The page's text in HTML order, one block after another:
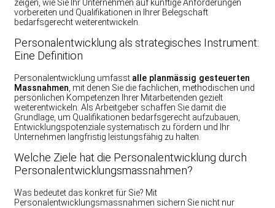
zeigen, wie Sie Ihr Unternehmen auf künftige Anforderungen
vorbereiten und Qualifikationen in Ihrer Belegschaft
bedarfsgerecht weiterentwickeln.
Personalentwicklung als strategisches Instrument:
Eine Definition
Personalentwicklung umfasst alle planmässig gesteuerten
Massnahmen , mit denen Sie die fachlichen, methodischen und
persönlichen Kompetenzen Ihrer Mitarbeitenden gezielt
weiterentwickeln. Als Arbeitgeber schaffen Sie damit die
Grundlage, um Qualifikationen bedarfsgerecht aufzubauen,
Entwicklungspotenziale systematisch zu fördern und Ihr
Unternehmen langfristig leistungsfähig zu halten.
Welche Ziele hat die Personalentwicklung durch
Personalentwicklungsmassnahmen?
Was bedeutet das konkret für Sie? Mit
Personalentwicklungsmassnahmen sichern Sie nicht nur